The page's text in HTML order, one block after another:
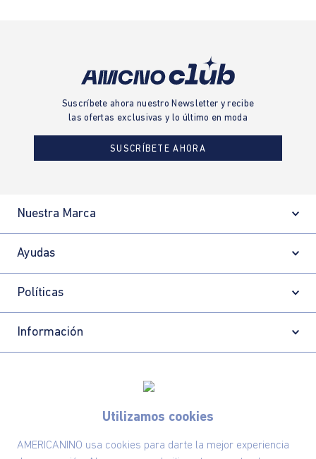
Utilizamos cookies
AMERICANINO usa cookies para darte la mejor experiencia
Suscríbete ahora nuestro Newsletter y recibe
las ofertas exclusivas y lo último en moda
SUSCRÍBETE AHORA
Nuestra Marca
Ayudas
Políticas
Información